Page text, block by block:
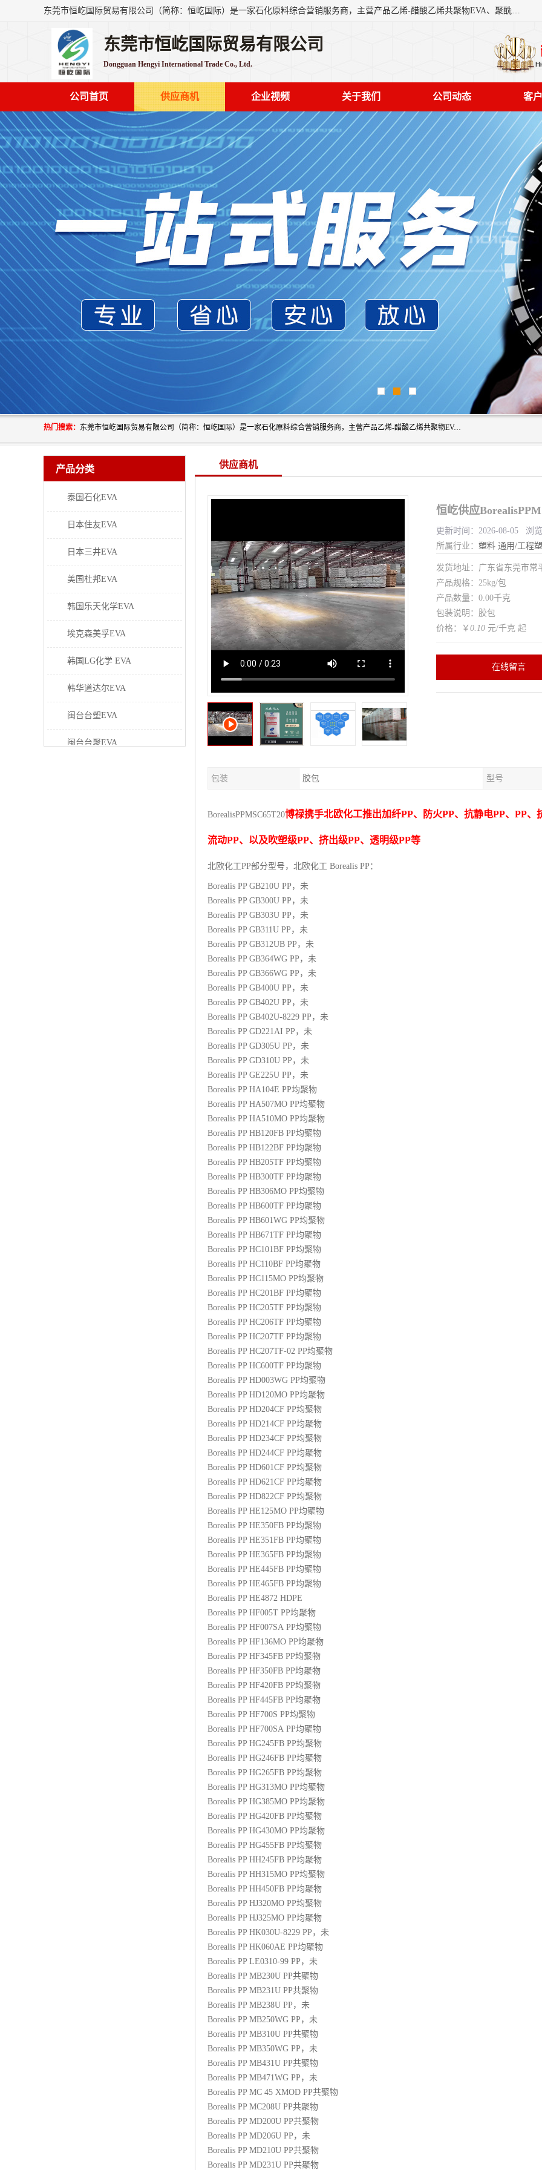
东莞市恒屹国际贸易有限公司（简称：恒屹国际）是一家石化原料综合营销服务商，主营产品乙烯-醋酸乙烯共聚物EVA、聚酰胺PA（尼龙）、醚酯型热塑弹性体TPEE等，公司秉承以市场为导向的战略思想，致力于大宗石化原料在中国市场的营销服务业务，为客户提供一站式的全面服务。
东莞市恒屹国际贸易有限公司
Dongguan Hengyi International Trade Co., Ltd.
公司首页 供应商机 企业视频 关于我们 公司动态 客
热门搜索： 东莞市恒屹国际贸易有限公司（简称：恒屹国际）是一家石化原料综合营销服务商，主营产品乙烯-醋酸乙烯共聚物EVA、聚酰胺PA（尼龙）、醚酯型热塑弹性体TPEE等，公司秉承以市场为导向的战略思想，致力于大宗石化原料在中国市场的营销服务业务，为客户提供一站式的全面服务。
产品分类
泰国石化EVA
日本住友EVA
日本三井EVA
美国杜邦EVA
韩国乐天化学EVA
埃克森美孚EVA
韩国LG化学 EVA
韩华道达尔EVA
闽台台塑EVA
闽台台聚EVA
供应商机
恒屹供应
更新时间：2026-08-05 浏
所属行业： 塑料 通用/工程
发货地址：广东省东莞市常
产品规格：25kg/包
产品数量：0.00千克
包装说明：胶包
价格：￥ 0.10 元/千克 起
在线留言
包装 胶包 型号
BorealisPPMSC65T20博禄携手北欧化工推出加纤PP、防火PP、抗静电PP、 PP、
流动PP、以及吹塑级PP、挤出级PP、透明级PP等
北欧化工PP部分型号，北欧化工 Borealis PP：
Borealis PP GB210U PP ，未
Borealis PP GB300U PP ，未
Borealis PP GB303U PP ，未
Borealis PP GB311U PP ，未
Borealis PP GB312UB PP ，未
Borealis PP GB364WG PP ，未
Borealis PP GB366WG PP ，未
Borealis PP GB400U PP ，未
Borealis PP GB402U PP ，未
Borealis PP GB402U-8229 PP ，未
Borealis PP GD221AI PP ，未
Borealis PP GD305U PP ，未
Borealis PP GD310U PP ，未
Borealis PP GE225U PP ，未
Borealis PP HA104E PP均聚物
Borealis PP HA507MO PP均聚物
Borealis PP HA510MO PP均聚物
Borealis PP HB120FB PP均聚物
Borealis PP HB122BF PP均聚物
Borealis PP HB205TF PP均聚物
Borealis PP HB300TF PP均聚物
Borealis PP HB306MO PP均聚物
Borealis PP HB600TF PP均聚物
Borealis PP HB601WG PP均聚物
Borealis PP HB671TF PP均聚物
Borealis PP HC101BF PP均聚物
Borealis PP HC110BF PP均聚物
Borealis PP HC115MO PP均聚物
Borealis PP HC201BF PP均聚物
Borealis PP HC205TF PP均聚物
Borealis PP HC206TF PP均聚物
Borealis PP HC207TF PP均聚物
Borealis PP HC207TF-02 PP均聚物
Borealis PP HC600TF PP均聚物
Borealis PP HD003WG PP均聚物
Borealis PP HD120MO PP均聚物
Borealis PP HD204CF PP均聚物
Borealis PP HD214CF PP均聚物
Borealis PP HD234CF PP均聚物
Borealis PP HD244CF PP均聚物
Borealis PP HD601CF PP均聚物
Borealis PP HD621CF PP均聚物
Borealis PP HD822CF PP均聚物
Borealis PP HE125MO PP均聚物
Borealis PP HE350FB PP均聚物
Borealis PP HE351FB PP均聚物
Borealis PP HE365FB PP均聚物
Borealis PP HE445FB PP均聚物
Borealis PP HE465FB PP均聚物
Borealis PP HE4872 HDPE
Borealis PP HF005T PP均聚物
Borealis PP HF007SA PP均聚物
Borealis PP HF136MO PP均聚物
Borealis PP HF345FB PP均聚物
Borealis PP HF350FB PP均聚物
Borealis PP HF420FB PP均聚物
Borealis PP HF445FB PP均聚物
Borealis PP HF700S PP均聚物
Borealis PP HF700SA PP均聚物
Borealis PP HG245FB PP均聚物
Borealis PP HG246FB PP均聚物
Borealis PP HG265FB PP均聚物
Borealis PP HG313MO PP均聚物
Borealis PP HG385MO PP均聚物
Borealis PP HG420FB PP均聚物
Borealis PP HG430MO PP均聚物
Borealis PP HG455FB PP均聚物
Borealis PP HH245FB PP均聚物
Borealis PP HH315MO PP均聚物
Borealis PP HH450FB PP均聚物
Borealis PP HJ320MO PP均聚物
Borealis PP HJ325MO PP均聚物
Borealis PP HK030U-8229 PP ，未
Borealis PP HK060AE PP均聚物
Borealis PP LE0310-99 PP ，未
Borealis PP MB230U PP共聚物
Borealis PP MB231U PP共聚物
Borealis PP MB238U PP ，未
Borealis PP MB250WG PP ，未
Borealis PP MB310U PP共聚物
Borealis PP MB350WG PP ，未
Borealis PP MB431U PP共聚物
Borealis PP MB471WG PP ，未
Borealis PP MC 45 XMOD PP共聚物
Borealis PP MC208U PP共聚物
Borealis PP MD200U PP共聚物
Borealis PP MD206U PP ，未
Borealis PP MD210U PP共聚物
Borealis PP MD231U PP共聚物